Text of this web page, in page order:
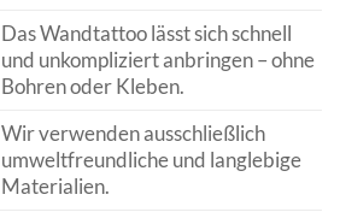
Das Wandtattoo lässt sich schnell
und unkompliziert anbringen – ohne
Bohren oder Kleben.
Wir verwenden ausschließlich
umweltfreundliche und langlebige
Materialien.